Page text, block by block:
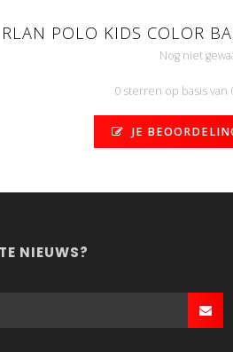
RLAN POLO KIDS COLOR
Nog niet
0 sterren op basis
JE
NIEUWS?